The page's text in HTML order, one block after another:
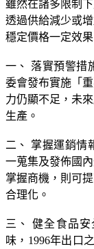
雖然在諸多限制
透過供給減少或
穩定價格一定效
一、 落實預警措
委會發布實施「
力仍顯不足，未
生產。
二、 掌握運銷情
一蒐集及發佈國
掌握商機，則可
合理化。
三、 健全食品
味，1996年出口